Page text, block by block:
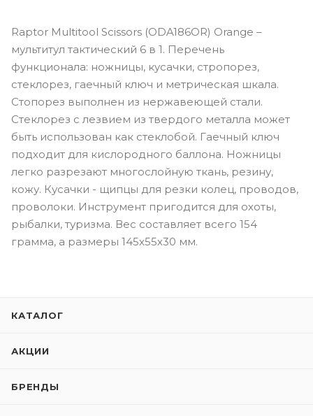
Raptor Multitool Scissors (ODA186OR) Orange –
мультитул тактический 6 в 1. Перечень
функционала: ножницы, кусачки, стропорез,
стеклорез, гаечный ключ и метрическая шкала.
Стопорез выполнен из нержавеющей стали.
Стеклорез с лезвием из твердого металла может
быть использован как стеклобой. Гаечный ключ
подходит для кислородного баллона. Ножницы
легко разрезают многослойную ткань, резину,
кожу. Кусачки - щипцы для резки колец, проводов,
проволоки. Инструмент пригодится для охоты,
рыбалки, туризма. Вес составляет всего 154
грамма, а размеры 145х55х30 мм.
КАТАЛОГ
АКЦИИ
БРЕНДЫ